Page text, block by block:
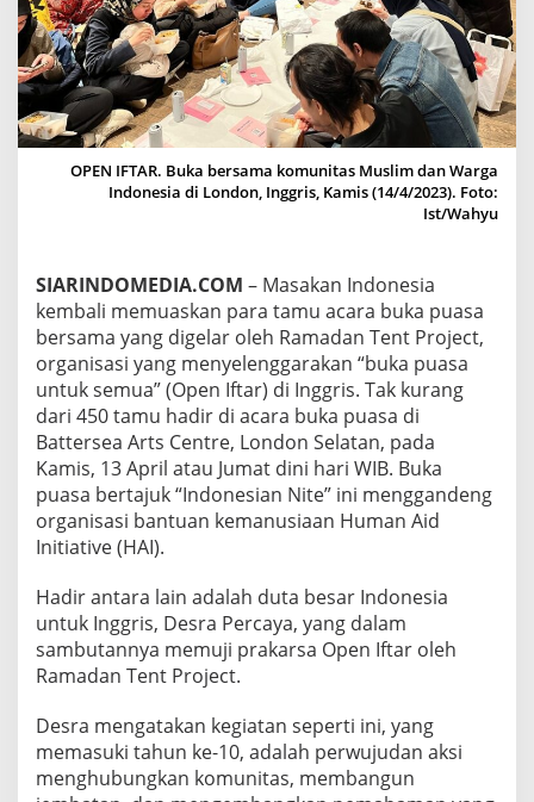
A
N
E
E
R
A
B
P
U
A
A
O
P
E
N
I
F
T
D
I
L
O
O
N
OPEN IFTAR. Buka bersama komunitas Muslim dan Warga
Indonesia di London, Inggris, Kamis (14/4/2023). Foto:
Ist/Wahyu
SIARINDOMEDIA.COM – Masakan Indonesia
kembali memuaskan para tamu acara buka puasa
bersama yang digelar oleh Ramadan Tent Project,
organisasi yang menyelenggarakan “buka puasa
untuk semua” (Open Iftar) di Inggris. Tak kurang
dari 450 tamu hadir di acara buka puasa di
Battersea Arts Centre, London Selatan, pada
Kamis, 13 April atau Jumat dini hari WIB. Buka
puasa bertajuk “Indonesian Nite” ini menggandeng
organisasi bantuan kemanusiaan Human Aid
Initiative (HAI).
Hadir antara lain adalah duta besar Indonesia
untuk Inggris, Desra Percaya, yang dalam
sambutannya memuji prakarsa Open Iftar oleh
Ramadan Tent Project.
Desra mengatakan kegiatan seperti ini, yang
memasuki tahun ke-10, adalah perwujudan aksi
menghubungkan komunitas, membangun